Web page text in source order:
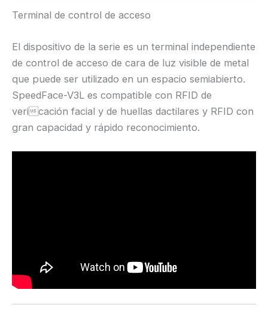
Terminal de control de acceso
El dispositivo de la serie es un terminal independiente
de control de acceso de cara de luz visible de metal
que puede ser utilizado en un espacio semiabierto.
SpeedFace-V3L es compatible con RFID de
vericación facial y de huellas dactilares y RFID con
gran capacidad y rápido reconocimiento.